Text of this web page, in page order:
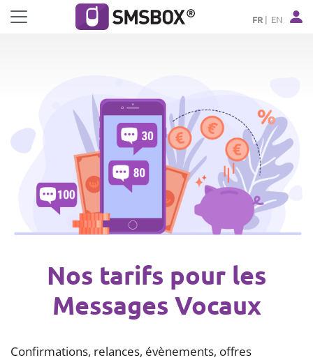
Panneau de gestion des cookies
FR EN
Nos tarifs pour les
Messages Vocaux
Confirmations, relances, évènements, offres